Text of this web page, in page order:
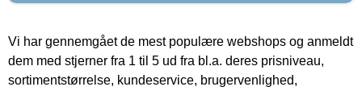
Vi har gennemgået de mest populære webshops og anmeldt
dem med stjerner fra 1 til 5 ud fra bl.a. deres prisniveau,
sortimentstørrelse, kundeservice, brugervenlighed,